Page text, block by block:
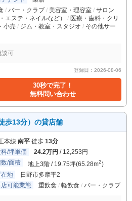
バー・クラブ 美容室・理容室
サロン
エステ・ネイルなど）
医療・歯科・クリ
小売 ジム・教室・スタジオ
その他サー
談可
登録日：2026-08-06
30秒で完了！
無料問い合わせ
歩13分）の貸店舗
本線 南平 徒歩 13分
/坪単価
24.2万円 / 12,253円
数/面積
地上3階 / 19.75坪(65.28m2)
在地
日野市多摩平2
可能業態
重飲食 軽飲食 バー・クラブ